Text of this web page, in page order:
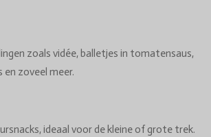
zoals vidée, balletjes in tomatensaus,
zoveel meer.
ideaal voor de kleine of grote trek.